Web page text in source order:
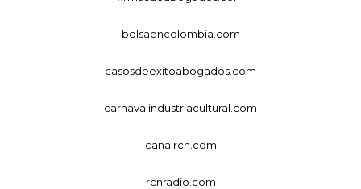
bolsaencolombia.com
casosdeexitoabogados.com
carnavalindustriacultural.com
canalrcn.com
rcnradio.com